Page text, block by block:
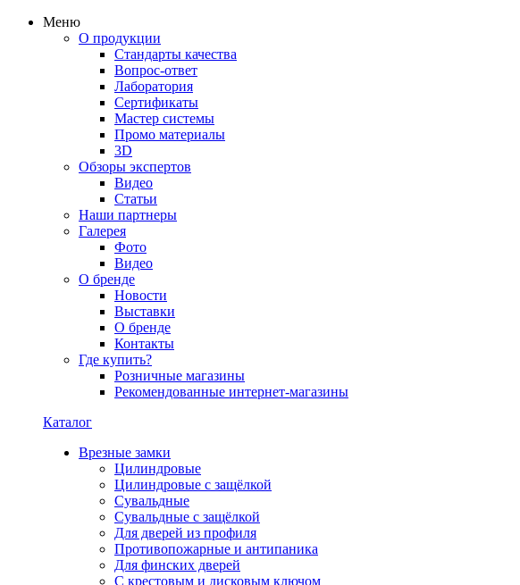
Меню
О продукции
Стандарты качества
Вопрос-ответ
Лаборатория
Сертификаты
Мастер системы
Промо материалы
3D
Обзоры экспертов
Видео
Статьи
Наши партнеры
Галерея
Фото
Видео
О бренде
Новости
Выставки
О бренде
Контакты
Где купить?
Розничные магазины
Рекомендованные интернет-магазины
Каталог
Врезные замки
Цилиндровые
Цилиндровые с защёлкой
Сувальдные
Сувальдные с защёлкой
Для дверей из профиля
Противопожарные и антипаника
Для финских дверей
С крестовым и дисковым ключом